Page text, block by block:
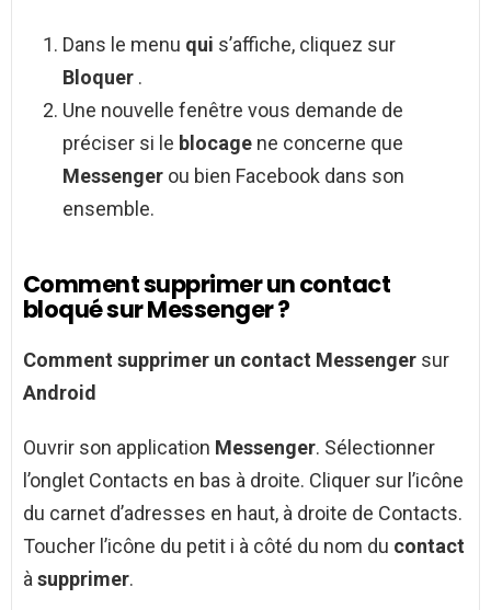
Dans le menu qui s’affiche, cliquez sur
Bloquer .
Une nouvelle fenêtre vous demande de
préciser si le blocage ne concerne que
Messenger ou bien Facebook dans son
ensemble.
Comment supprimer un contact
bloqué sur Messenger ?
Comment supprimer un contact Messenger sur
Android
Ouvrir son application Messenger. Sélectionner
l’onglet Contacts en bas à droite. Cliquer sur l’icône
du carnet d’adresses en haut, à droite de Contacts.
Toucher l’icône du petit i à côté du nom du contact
à supprimer.